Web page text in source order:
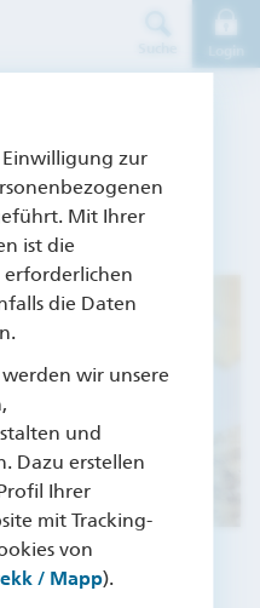
(Enter drücken)
drücken)zur
Mit Ihrer
ist die
erforderlichen
die Daten
wir unsere
und
Dazu erstellen
Ihrer
mit Tracking-
von
/ Mapp).